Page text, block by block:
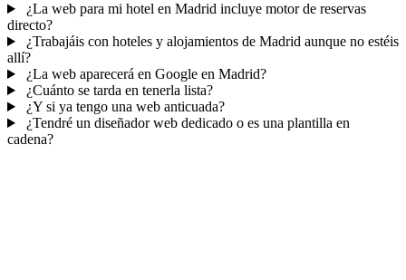
¿La web para mi hotel en Madrid incluye motor de reservas
directo?
¿Trabajáis con hoteles y alojamientos de Madrid aunque no estéis
allí?
¿La web aparecerá en Google en Madrid?
¿Cuánto se tarda en tenerla lista?
¿Y si ya tengo una web anticuada?
¿Tendré un diseñador web dedicado o es una plantilla en
cadena?